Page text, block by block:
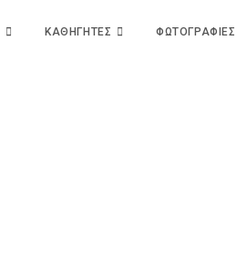
ΚΑΘΗΓΗΤΕΣ ΦΩΤΟΓΡΑΦΙΕΣ